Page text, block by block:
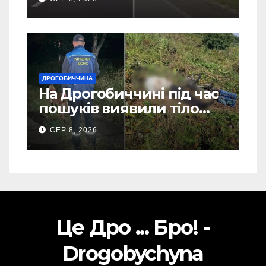
ДРОГОБИЧЧИНА
На Дрогобиччині під час
пошуків виявили тіло
зниклого чоловіка (Фото)
СЕР 8, 2026
Це Дро ... Бро! -
Drogobychyna